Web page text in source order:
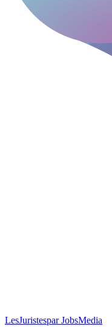
LesJuristespar JobsMedia